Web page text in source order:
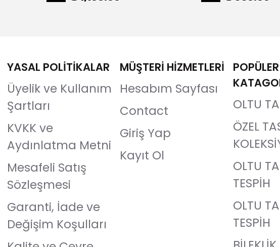
YASAL POLİTİKALAR
Üyelik ve Kullanım
Şartları
KVKK ve
Aydınlatma Metni
Mesafeli Satış
Sözleşmesi
Garanti, İade ve
Değişim Koşulları
MÜŞTERİ HİZMETLERİ
Hesabım Sayfası
Contact
Giriş Yap
Kayıt Ol
POPÜLER
OLTU
ÖZEL
OLTU
TESPİH
OLTU
TESPİH